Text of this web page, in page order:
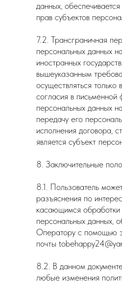
данных,
прав субъектов
7.2. Трансграничная
персональных данных
иностранных
вышеуказанным
осуществляться только
согласия в письменной
персональных данных
передачу его
исполнения договора,
является субъект
8. Заключительные
8.1. Пользователь
разъяснения по
касающимся обработки
персональных данных,
Оператору с помощью
почты
8.2. В данном
любые изменения